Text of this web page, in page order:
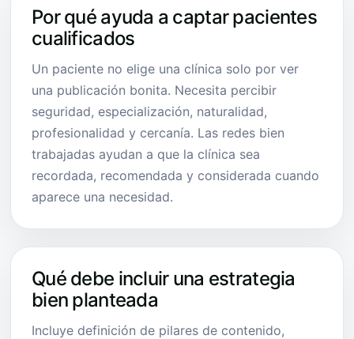
Por qué ayuda a captar pacientes
cualificados
Un paciente no elige una clínica solo por ver
una publicación bonita. Necesita percibir
seguridad, especialización, naturalidad,
profesionalidad y cercanía. Las redes bien
trabajadas ayudan a que la clínica sea
recordada, recomendada y considerada cuando
aparece una necesidad.
Qué debe incluir una estrategia
bien planteada
Incluye definición de pilares de contenido,